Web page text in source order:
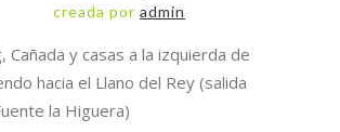
creada por admin
Cañada y casas a la izquierda de
hacia el Llano del Rey (salida
la Higuera)